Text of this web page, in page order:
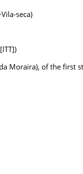
seca)
Moraira), of the first